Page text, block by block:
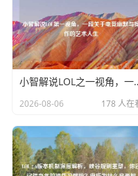
小智解说LOL之一
2026-08-06 178 人在